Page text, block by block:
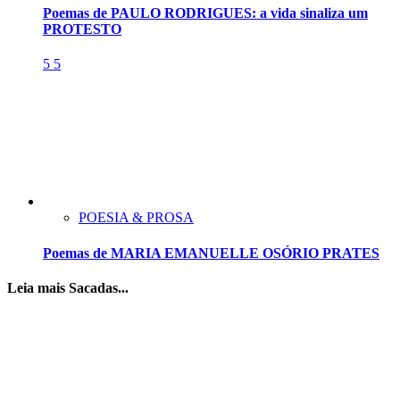
Poemas de PAULO RODRIGUES: a vida sinaliza um
PROTESTO
5 5
POESIA & PROSA
Poemas de MARIA EMANUELLE OSÓRIO PRATES
Leia mais Sacadas...